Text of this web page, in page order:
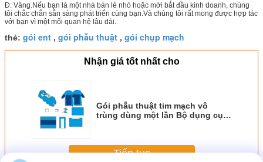
Đ: Vâng.Nếu bạn là một nhà bán lẻ nhỏ hoặc mới bắt đầu kinh doanh, chúng
tôi chắc chắn sẵn sàng phát triển cùng bạn.Và chúng tôi rất mong được hợp tác
với bạn vì một mối quan hệ lâu dài.
thẻ: gói ent , gói phẫu thuật , gói chụp mạch
Nhận giá tốt nhất cho
Gói phẫu thuật tim mạch vô
trùng dùng một lần Bộ dụng cụ
Tiếp tục